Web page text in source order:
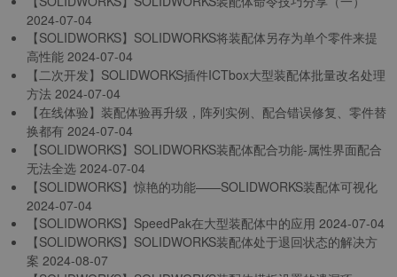
2024-07-04
【SOLIDWORKS】SOLIDWORKS将装配体另存为单个零件来提
高性能 2024-07-04
【二次开发】SOLIDWORKS插件ICTbox大型装配体批量改名处理
方法 2024-07-04
【在线体验】装配体验再升级，阵列实例、配合错误修复、零件替
换都有 2024-07-04
【SOLIDWORKS】SOLIDWORKS装配体配合功能-属性界面配合
无法全选 2024-07-04
【SOLIDWORKS】惊艳的功能——SOLIDWORKS装配体可视化
2024-07-04
【SOLIDWORKS】SpeedPak在大型装配体中的应用 2024-07-04
【SOLIDWORKS】SOLIDWORKS装配体处于退回状态的解决方
案 2024-08-07